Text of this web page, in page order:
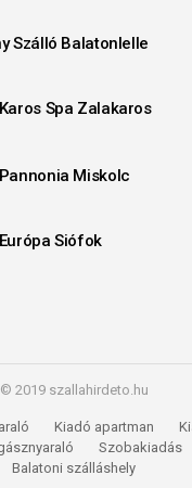
Szálló Balatonlelle
Spa Zalakaros
Miskolc
Siófok
© 2019 szallahirdeto.hu
Kiadó apartman
Szobakiadás
Balatoni szálláshely